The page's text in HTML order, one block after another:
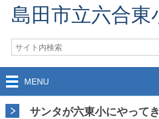
島田市立六合東
MENU
サンタが六東小にやって